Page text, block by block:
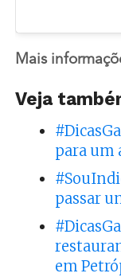
Mais
Veja
para um
passar
em